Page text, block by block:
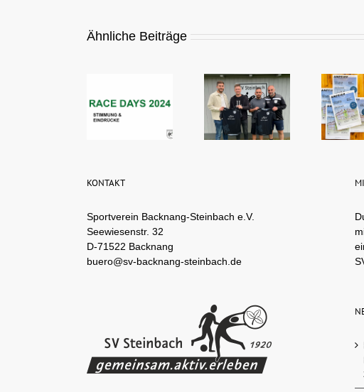
Ähnliche Beiträge
KONTAKT
Sportverein Backnang-Steinbach e.V.
Seewiesenstr. 32
D-71522 Backnang
buero@sv-backnang-steinbach.de